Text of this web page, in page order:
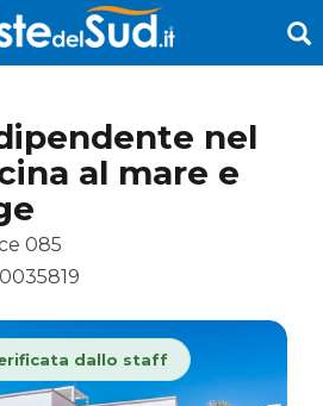
nel
al mare e
085
dallo staff